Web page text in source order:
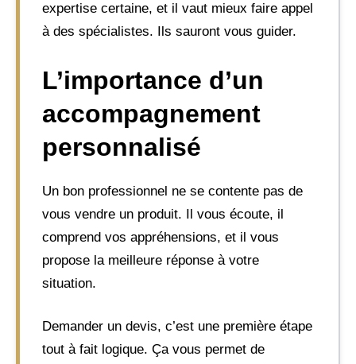
expertise certaine, et il vaut mieux faire appel
à des spécialistes. Ils sauront vous guider.
L’importance d’un
accompagnement
personnalisé
Un bon professionnel ne se contente pas de
vous vendre un produit. Il vous écoute, il
comprend vos appréhensions, et il vous
propose la meilleure réponse à votre
situation.
Demander un devis, c’est une première étape
tout à fait logique. Ça vous permet de